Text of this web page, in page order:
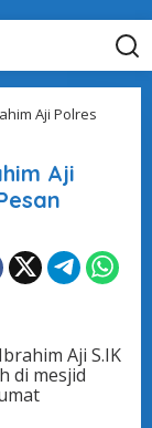
Aji Polres
Aji
Aji S.IK
di mesjid